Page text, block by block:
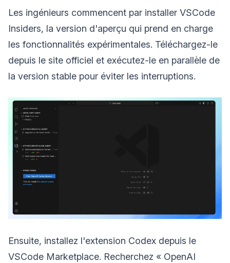
Les ingénieurs commencent par installer VSCode
Insiders, la version d'aperçu qui prend en charge
les fonctionnalités expérimentales. Téléchargez-le
depuis le site officiel et exécutez-le en parallèle de
la version stable pour éviter les interruptions.
Ensuite, installez l'extension Codex depuis le
VSCode Marketplace. Recherchez « OpenAI